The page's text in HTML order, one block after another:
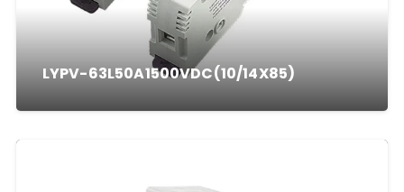
LYPV-63L50A1500VDC(10/14X85)